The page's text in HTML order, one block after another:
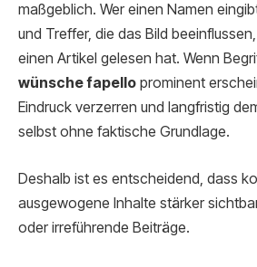
maßgeblich. Wer einen Namen
und Treffer, die das Bild
einen Artikel gelesen hat. Wenn
wünsche fapello prominent
Eindruck verzerren und langfristig
selbst ohne faktische Grundlage.
Deshalb ist es entscheidend, dass
ausgewogene Inhalte stärker
oder irreführende Beiträge.